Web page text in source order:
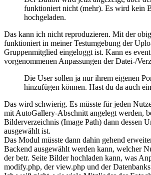
funktioniert nicht (mehr). Es wird kein
hochgeladen.
Das kann ich nicht reproduzieren. Mit der
funktioniert in meiner Testumgebung der
Gruppenmitglied eingeloggt ist. Kann es
vorgenommenen Anpassungen der Datei-/
Die User sollen ja nur ihrem eigenen
hinzufügen können. Hast du da auch
Das wird schwierig. Es müsste für jeden
mit AutoGallery-Abschnitt angelegt werden,
Bilderverzeichnis (Image Path) dann dessen
ausgewählt ist.
Das Modul müsste dann dahin gehend
Backend ausgewählt werden kann, welcher
der betr. Seite Bilder hochladen kann, was
modify.php, der view.php und der